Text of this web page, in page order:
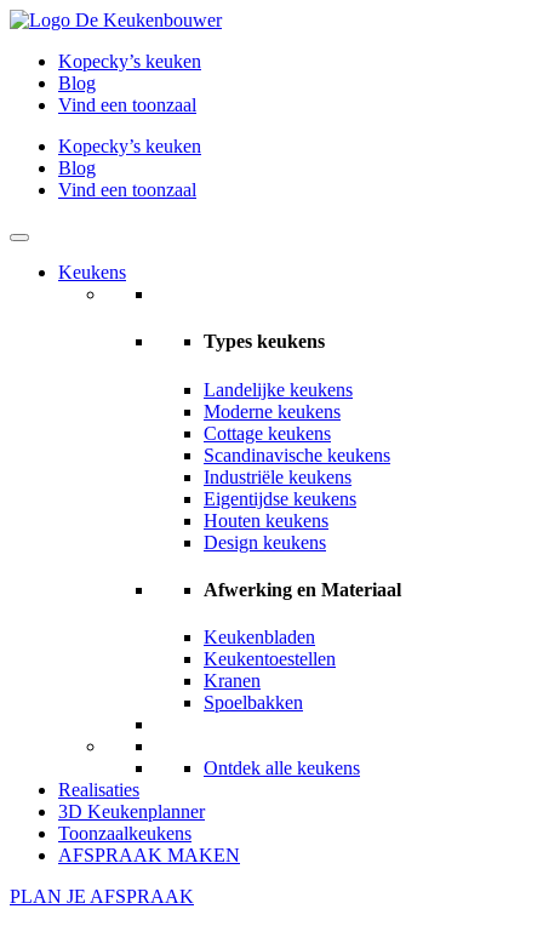
Kopecky’s keuken
Blog
Vind een toonzaal
Kopecky’s keuken
Blog
Vind een toonzaal
Keukens
Types keukens
Landelijke keukens
Moderne keukens
Cottage keukens
Scandinavische keukens
Industriële keukens
Eigentijdse keukens
Houten keukens
Design keukens
Afwerking en Materiaal
Keukenbladen
Keukentoestellen
Kranen
Spoelbakken
Ontdek alle keukens
Realisaties
3D Keukenplanner
Toonzaalkeukens
AFSPRAAK MAKEN
PLAN JE AFSPRAAK